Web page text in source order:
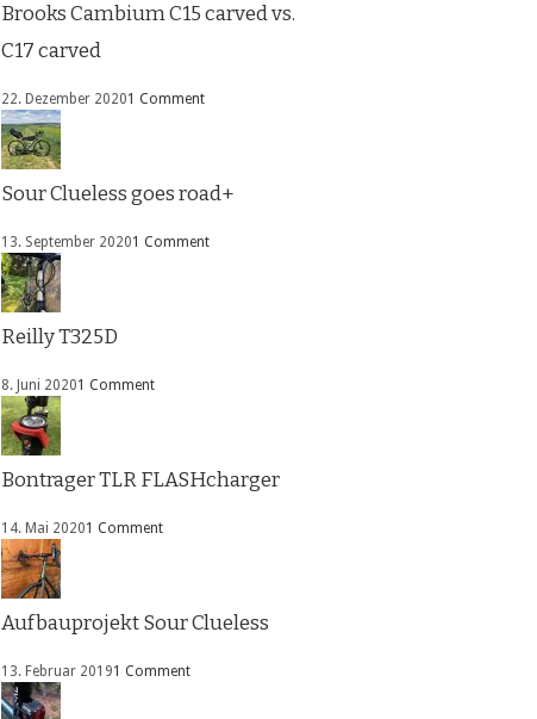
Brooks Cambium C15 carved vs.
C17 carved
22. Dezember 20201 Comment
Sour Clueless goes road+
13. September 20201 Comment
Reilly T325D
8. Juni 20201 Comment
Bontrager TLR FLASHcharger
14. Mai 20201 Comment
Aufbauprojekt Sour Clueless
13. Februar 20191 Comment